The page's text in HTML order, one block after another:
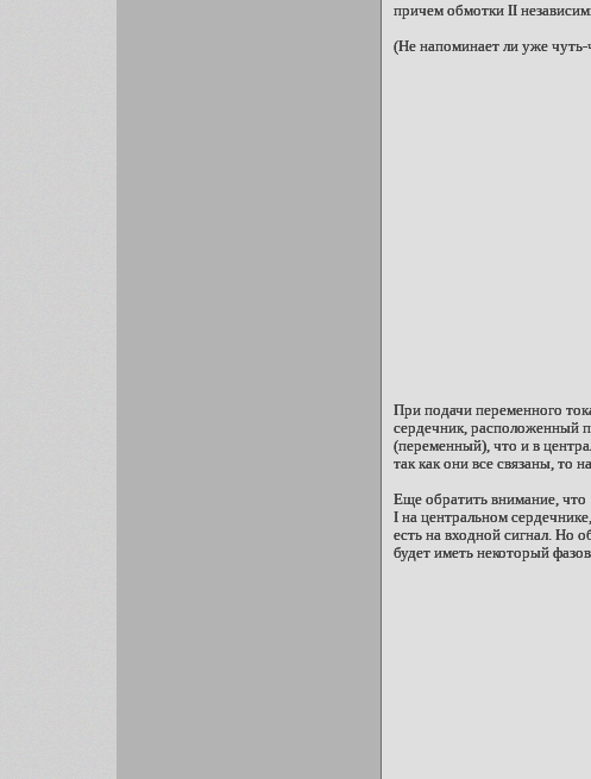
причем обмотки II
(Не напоминает ли уже
При подачи переменного
сердечник, расположенный
(переменный), что и в
так как они все связаны, то
Еще обратить внимание,
I на центральном
есть на входной сигнал. Но
будет иметь некоторый